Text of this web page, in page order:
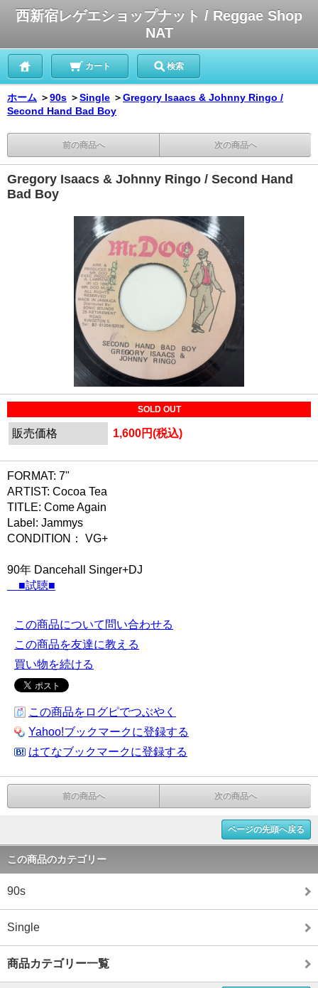
西新宿レゲエショップナット / Reggae Shop
NAT
カート 検索
ホーム ＞90s ＞Single ＞Gregory Isaacs & Johnny Ringo /
Second Hand Bad Boy
前の商品へ 次の商品へ
Gregory Isaacs & Johnny Ringo / Second Hand
Bad Boy
SOLD OUT
販売価格 1,600円(税込)
FORMAT: 7"
ARTIST: Cocoa Tea
TITLE: Come Again
Label: Jammys
CONDITION： VG+
90年 Dancehall Singer+DJ
■試聴■
この商品について問い合わせる
この商品を友達に教える
買い物を続ける
この商品をログピでつぶやく
Yahoo!ブックマークに登録する
はてなブックマークに登録する
前の商品へ 次の商品へ
ページの先頭へ戻る
この商品のカテゴリー
90s
Single
商品カテゴリー一覧